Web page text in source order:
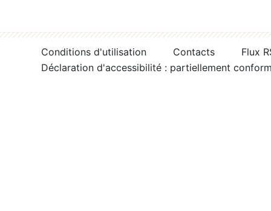
Conditions d'utilisation Contacts
Flux
Déclaration d'accessibilité : partiellement